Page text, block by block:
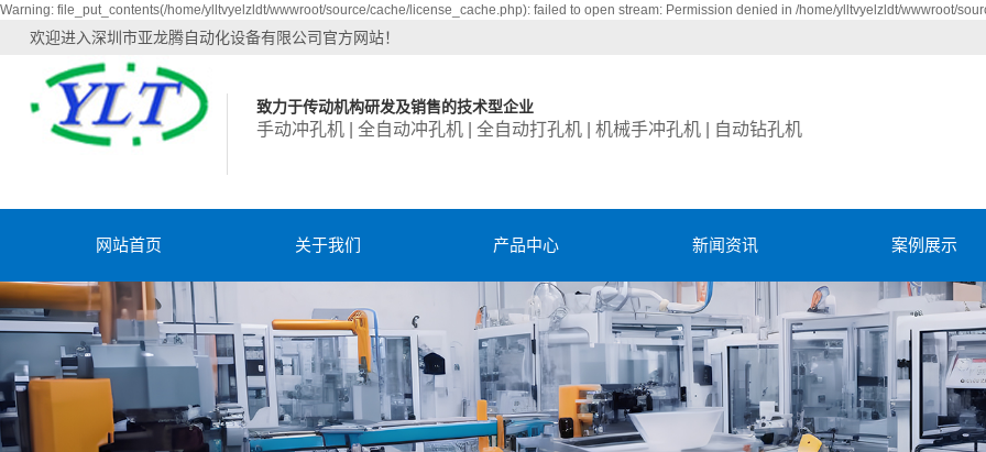
Warning: file_put_contents(/home/ylltvyelzldt/wwwroot/source/cache/license_cache.php): failed to open stream: Permission denied in /home/ylltvyelzldt/wwwroot/
欢迎进入深圳市亚龙腾自动化设备有限公司官方网站！
致力于传动机构研发及销售的技术型企业
手动冲孔机 | 全自动冲孔机 | 全自动打孔机 | 机械手冲孔机 | 自动钻孔机
网站首页 关于我们 产品中心 新闻资讯 案例展示